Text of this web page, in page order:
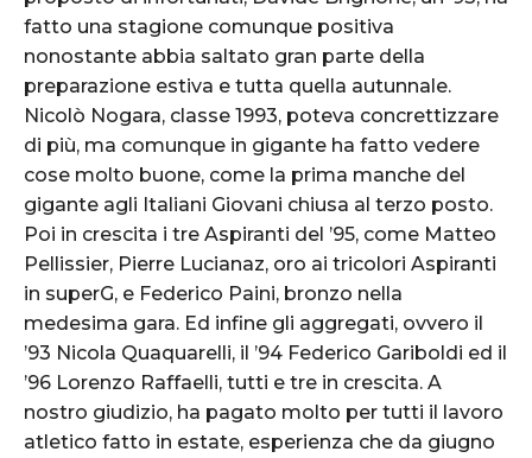
fatto una stagione comunque positiva
nonostante abbia saltato gran parte della
preparazione estiva e tutta quella autunnale.
Nicolò Nogara, classe 1993, poteva concrettizzare
di più, ma comunque in gigante ha fatto vedere
cose molto buone, come la prima manche del
gigante agli Italiani Giovani chiusa al terzo posto.
Poi in crescita i tre Aspiranti del ’95, come Matteo
Pellissier, Pierre Lucianaz, oro ai tricolori Aspiranti
in superG, e Federico Paini, bronzo nella
medesima gara. Ed infine gli aggregati, ovvero il
’93 Nicola Quaquarelli, il ’94 Federico Gariboldi ed il
’96 Lorenzo Raffaelli, tutti e tre in crescita. A
nostro giudizio, ha pagato molto per tutti il lavoro
atletico fatto in estate, esperienza che da giugno